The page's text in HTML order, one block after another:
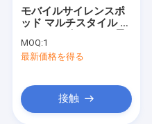
工場 ツアー
品質管理
連絡 ください
モバイルサイレンスポ
ッド マルチスタイル カ
話ブース 一人用電話通
話プライバシーブース
MOQ:1
最新価格を得る
接触